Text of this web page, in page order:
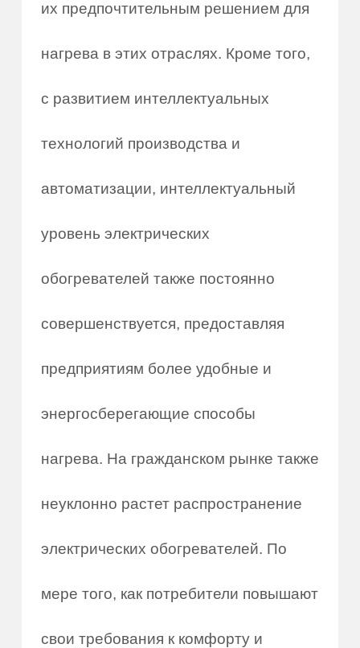
их предпочтительным решением для
нагрева в этих отраслях. Кроме того,
с развитием интеллектуальных
технологий производства и
автоматизации, интеллектуальный
уровень электрических
обогревателей также постоянно
совершенствуется, предоставляя
предприятиям более удобные и
энергосберегающие способы
нагрева. На гражданском рынке также
неуклонно растет распространение
электрических обогревателей. По
мере того, как потребители повышают
свои требования к комфорту и